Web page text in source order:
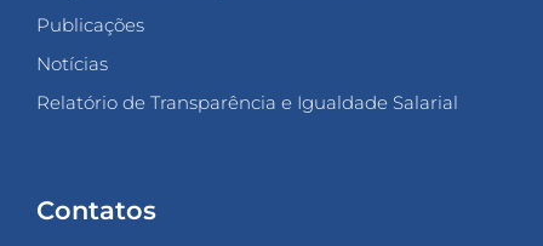
Publicações
Notícias
Relatório de Transparência e Igualdade Salarial
Contatos